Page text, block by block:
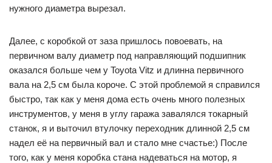
нужного диаметра вырезал.
Далее, c коробкой от заза пришлось повоевать, на
первичном валу диаметр под направляющий подшипник
оказался больше чем у Toyota Vitz и длинна первичного
вала на 2,5 см была короче. С этой проблемой я справился
быстро, так как у меня дома есть очень много полезных
инструментов, у меня в углу гаража завалялся токарный
станок, я и выточил втулочку переходник длинной 2,5 см
надел её на первичный вал и стало мне счастье:) После
того, как у меня коробка стана надеваться на мотор, я